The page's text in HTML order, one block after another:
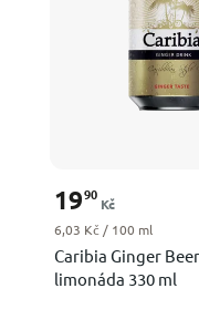
Caribia Ginger
limonáda 330 ml
1990
Kč
Měrná cena:
6,03 Kč / 100 ml